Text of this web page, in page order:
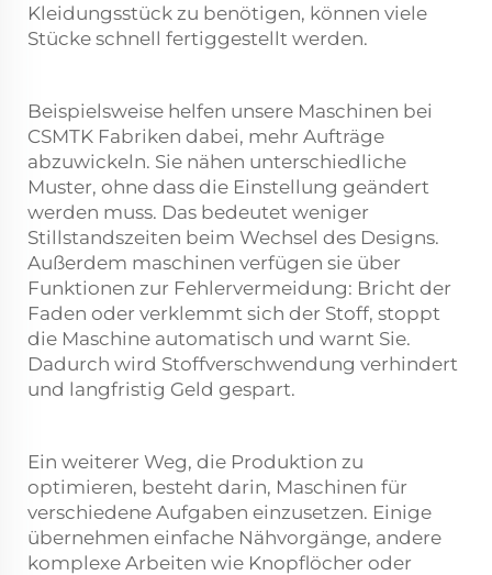
Kleidungsstück zu benötigen, können viele
Stücke schnell fertiggestellt werden.
Beispielsweise helfen unsere Maschinen bei
CSMTK Fabriken dabei, mehr Aufträge
abzuwickeln. Sie nähen unterschiedliche
Muster, ohne dass die Einstellung geändert
werden muss. Das bedeutet weniger
Stillstandszeiten beim Wechsel des Designs.
Außerdem maschinen verfügen sie über
Funktionen zur Fehlervermeidung: Bricht der
Faden oder verklemmt sich der Stoff, stoppt
die Maschine automatisch und warnt Sie.
Dadurch wird Stoffverschwendung verhindert
und langfristig Geld gespart.
Ein weiterer Weg, die Produktion zu
optimieren, besteht darin, Maschinen für
verschiedene Aufgaben einzusetzen. Einige
übernehmen einfache Nähvorgänge, andere
komplexe Arbeiten wie Knopflöcher oder